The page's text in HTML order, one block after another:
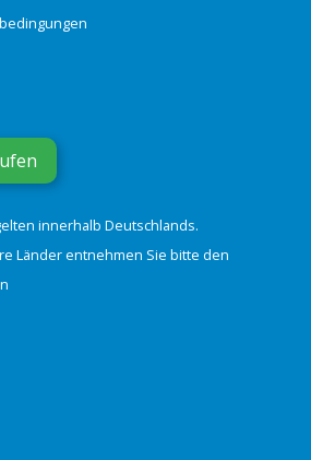
innerhalb Deutschlands.
Länder entnehmen Sie bitte den